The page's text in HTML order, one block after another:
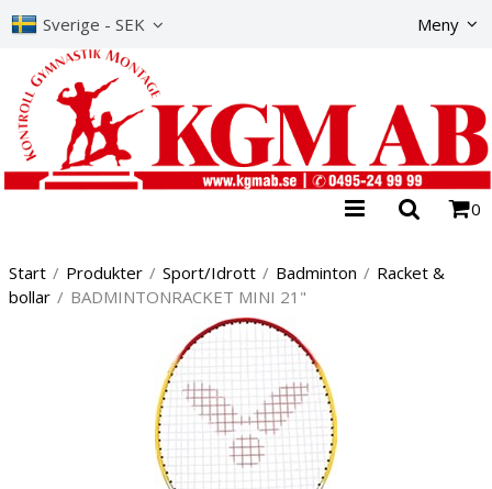
Sverige - SEK Meny
0
Start / Produkter / Sport/Idrott / Badminton / Racket &
bollar / BADMINTONRACKET MINI 21"